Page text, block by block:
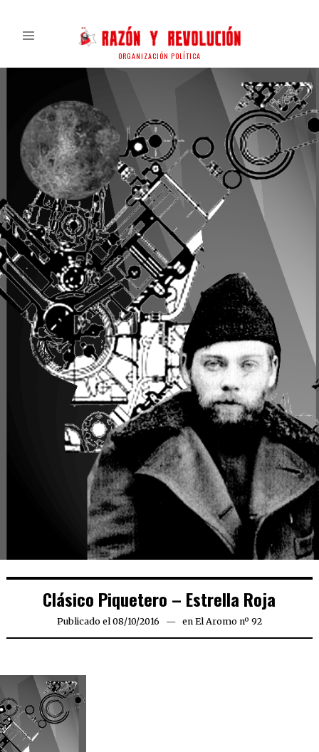
ORGANIZACIÓN POLÍTICA
Clásico Piquetero – Estrella Roja
Publicado el 08/10/2016 10/10/2016
en El Aromo nº 92